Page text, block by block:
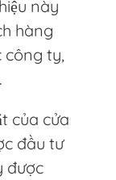
này
hàng
công ty,
của cửa
đầu tư
được